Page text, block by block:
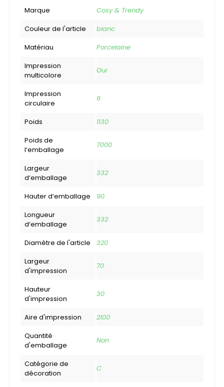
Marque
Cosy & Trendy
Couleur de l'article
blanc
Matériau
Porcelaine
Impression
multicolore
Oui
Impression
circulaire
6
Poids
1130
Poids de
l‘emballage
7000
Largeur
d‘emballage
332
Hauter d‘emballage
90
Longueur
d‘emballage
332
Diamètre de l'article
320
Largeur
d'impression
70
Hauteur
d'impression
30
Aire d'impression
2100
Quantité
d'emballage
Non
Catégorie de
décoration
C